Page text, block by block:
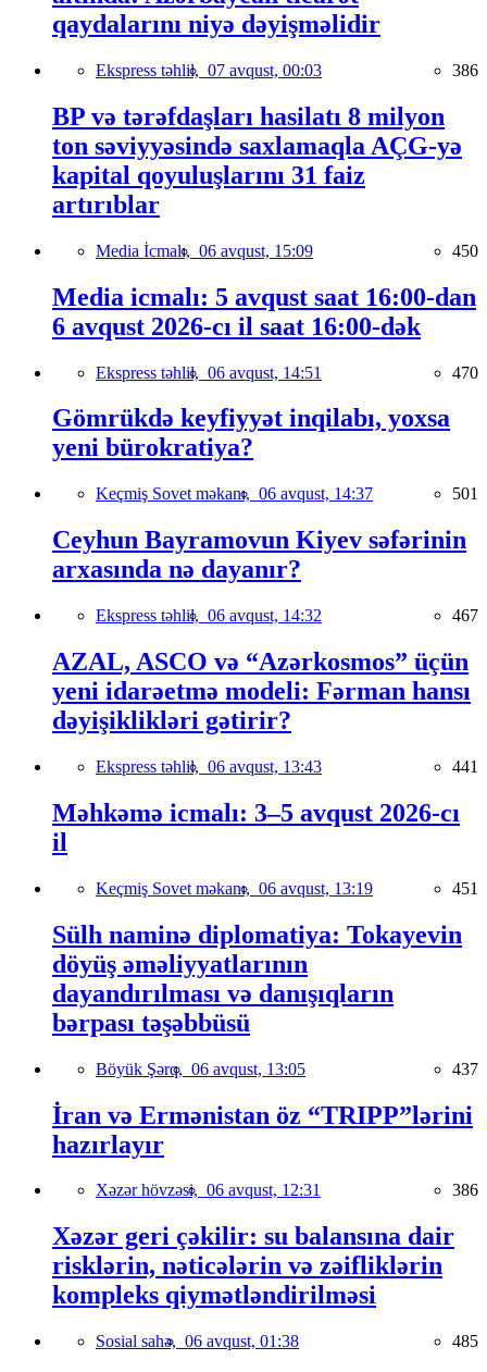
qaydalarını niyə dəyişməlidir
Ekspress təhlil, 07 avqust, 00:03 386
BP və tərəfdaşları hasilatı 8 milyon
ton səviyyəsində saxlamaqla AÇG-yə
kapital qoyuluşlarını 31 faiz
artırıblar
Media İcmalı, 06 avqust, 15:09 450
Media icmalı: 5 avqust saat 16:00-dan
6 avqust 2026-cı il saat 16:00-dək
Ekspress təhlil, 06 avqust, 14:51 470
Gömrükdə keyfiyyət inqilabı, yoxsa
yeni bürokratiya?
Keçmiş Sovet məkanı, 06 avqust, 14:37 501
Ceyhun Bayramovun Kiyev səfərinin
arxasında nə dayanır?
Ekspress təhlil, 06 avqust, 14:32 467
AZAL, ASCO və “Azərkosmos” üçün
yeni idarəetmə modeli: Fərman hansı
dəyişiklikləri gətirir?
Ekspress təhlil, 06 avqust, 13:43 441
Məhkəmə icmalı: 3–5 avqust 2026-cı
il
Keçmiş Sovet məkanı, 06 avqust, 13:19 451
Sülh naminə diplomatiya: Tokayevin
döyüş əməliyyatlarının
dayandırılması və danışıqların
bərpası təşəbbüsü
Böyük Şərq, 06 avqust, 13:05 437
İran və Ermənistan öz “TRIPP”lərini
hazırlayır
Xəzər hövzəsi, 06 avqust, 12:31 386
Xəzər geri çəkilir: su balansına dair
risklərin, nəticələrin və zəifliklərin
kompleks qiymətləndirilməsi
Sosial sahə, 06 avqust, 01:38 485